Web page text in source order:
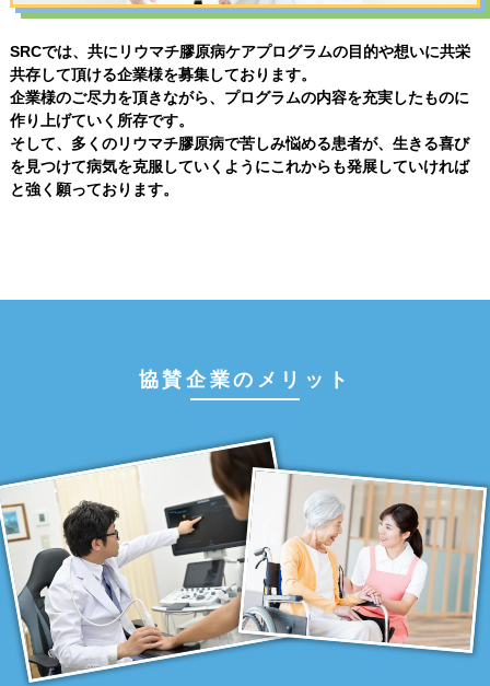
SRCでは、共にリウマチ膠原病ケアプログラムの目的や想いに共栄
共存して頂ける企業様を募集しております。
企業様のご尽力を頂きながら、プログラムの内容を充実したものに
作り上げていく所存です。
そして、多くのリウマチ膠原病で苦しみ悩める患者が、生きる喜び
を見つけて病気を克服していくようにこれからも発展していければ
と強く願っております。
協賛企業のメリット